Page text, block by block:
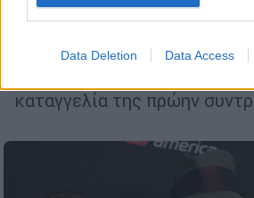
Data Deletion Data Access
Τίποτα δεν φαίνεται να
Μάνσον, η συμπεριφορά του
καταγγελία της πρώην